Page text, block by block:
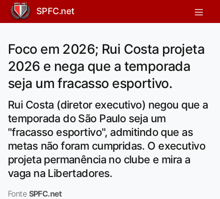
SPFC.net
Foco em 2026; Rui Costa projeta
2026 e nega que a temporada
seja um fracasso esportivo.
Rui Costa (diretor executivo) negou que a
temporada do São Paulo seja um
"fracasso esportivo", admitindo que as
metas não foram cumpridas. O executivo
projeta permanência no clube e mira a
vaga na Libertadores.
Fonte SPFC.net